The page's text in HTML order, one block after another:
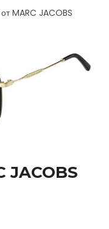
MARC JACOBS
JACOBS